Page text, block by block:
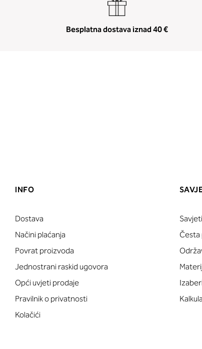
Besplatna dostava iznad 40 €
INFO
Dostava
Načini plaćanja
Povrat proizvoda
Jednostrani raskid ugovora
Opći uvjeti prodaje
Pravilnik o privatnosti
Kolačići
Savjeti
Česta